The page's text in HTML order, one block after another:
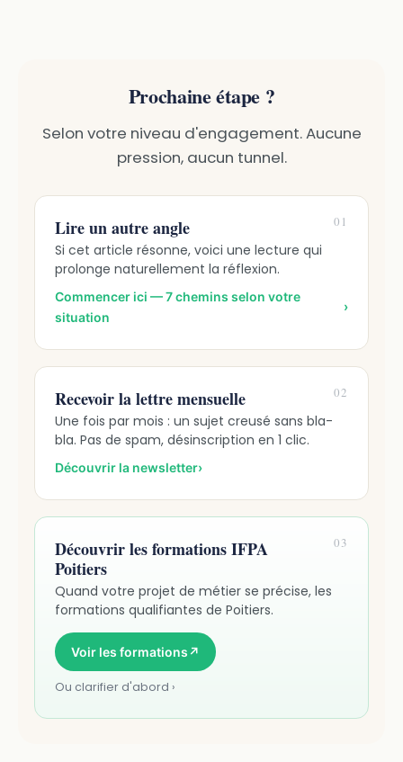
Prochaine étape ?
Selon votre niveau d'engagement. Aucune
pression, aucun tunnel.
01
Lire un autre angle
Si cet article résonne, voici une lecture qui
prolonge naturellement la réflexion.
Commencer ici — 7 chemins selon votre
situation
›
02
Recevoir la lettre mensuelle
Une fois par mois : un sujet creusé sans bla-
bla. Pas de spam, désinscription en 1 clic.
Découvrir la newsletter›
03
Découvrir les formations IFPA
Poitiers
Quand votre projet de métier se précise, les
formations qualifiantes de Poitiers.
Voir les formations ↗
Ou clarifier d'abord ›